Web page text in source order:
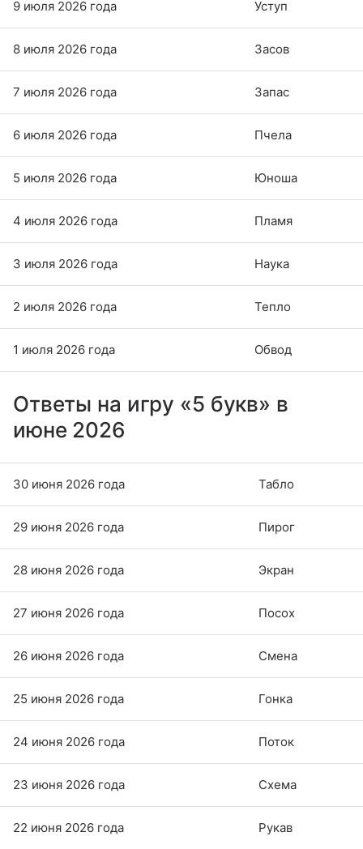
9 июля 2026 года Уступ
8 июля 2026 года Засов
7 июля 2026 года Запас
6 июля 2026 года Пчела
5 июля 2026 года Юноша
4 июля 2026 года Пламя
3 июля 2026 года Наука
2 июля 2026 года Тепло
1 июля 2026 года Обвод
Ответы на игру «5 букв» в
июне 2026
30 июня 2026 года Табло
29 июня 2026 года Пирог
28 июня 2026 года Экран
27 июня 2026 года Посох
26 июня 2026 года Смена
25 июня 2026 года Гонка
24 июня 2026 года Поток
23 июня 2026 года Схема
22 июня 2026 года Рукав